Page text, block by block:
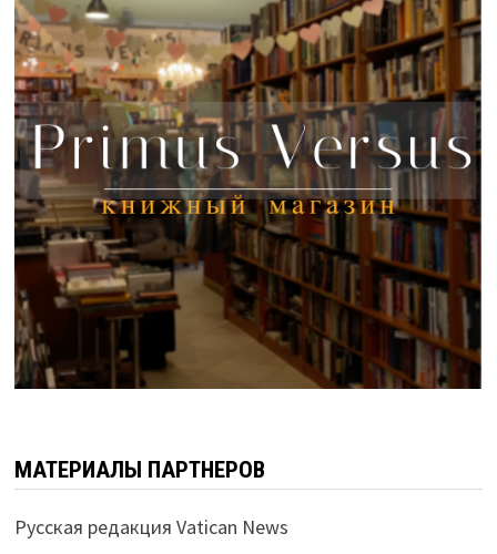
МАТЕРИАЛЫ ПАРТНЕРОВ
Русская редакция Vatican News